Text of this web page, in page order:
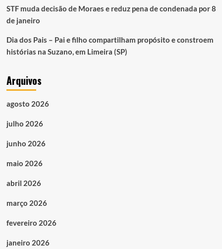
STF muda decisão de Moraes e reduz pena de condenada por 8
de janeiro
Dia dos Pais – Pai e filho compartilham propósito e constroem
histórias na Suzano, em Limeira (SP)
Arquivos
agosto 2026
julho 2026
junho 2026
maio 2026
abril 2026
março 2026
fevereiro 2026
janeiro 2026